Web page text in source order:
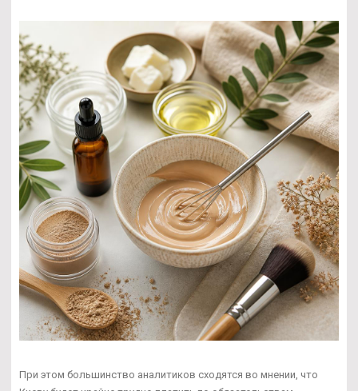
При этом большинство аналитиков сходятся во мнении, что